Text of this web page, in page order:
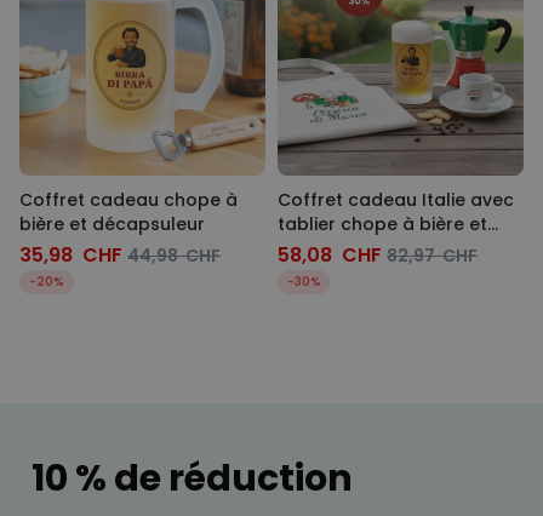
Coffret cadeau chope à
bière et décapsuleur
35,98 CHF 44,98 CHF
-20%
Coffret cadeau Italie avec
tablier chope à bière et
tasse à espresso
58,08 CHF 82,97 CHF
-30%
10 % de réduction